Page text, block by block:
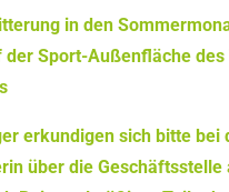
in den
der Sport-Außenfläche des
erkundigen sich bitte bei
über die Geschäftsstelle